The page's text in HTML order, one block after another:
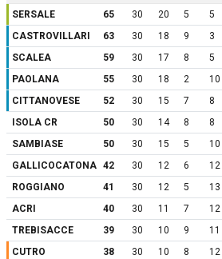
SERSALE
65 30 20 5 5
CASTROVILLARI
63 30 18 9 3
SCALEA
59 30 17 8 5
PAOLANA
55 30 18 2 10
CITTANOVESE
52 30 15 7 8
ISOLA CR
50 30 14 8 8
SAMBIASE
50 30 15 5 10
GALLICOCATONA 42 30 12 6 12
ROGGIANO
41 30 12 5 13
ACRI
40 30 11 7 12
TREBISACCE
39 30 10 9 11
CUTRO
38 30 10 8 12